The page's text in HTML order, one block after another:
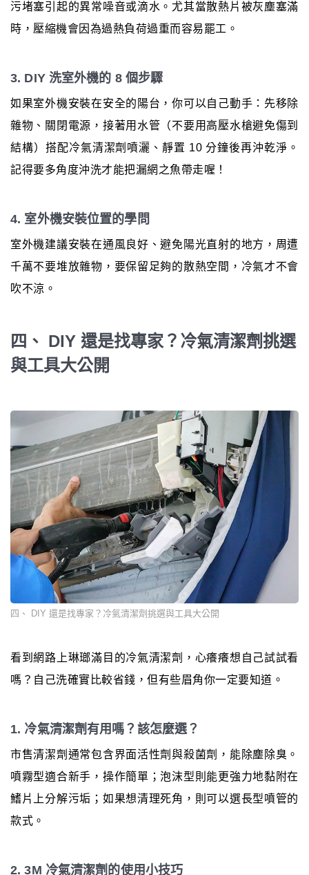
污堵塞引起的異常噪音或滴水。尤其當散熱片被灰塵塞滿
時，壓縮機會因為過熱負荷過重而容易罷工。
3. DIY 洗室外機的 8 個步驟
如果室外機安裝在安全的陽台，你可以自己動手：先移除
雜物、關閉電源，接著用水管（不要用高壓水槍避免傷到
結構）搭配冷氣清潔劑噴灑、靜置 10 分鐘後再沖乾淨。
記得要多角度沖洗才能把漏網之魚帶走喔！
4. 室外機安裝位置的學問
室外機建議安裝在通風良好、避免陽光直射的地方，周遭
千萬不要堆放雜物，要保留足夠的散熱空間，冷氣才不會
吹不涼。
四、 DIY 還是找專家？冷氣清潔劑挑選
與工具大公開
四、 DIY 還是找專家？冷氣清潔劑挑選與工具大公開
看到網路上琳瑯滿目的冷氣清潔劑，心癢癢想自己試試看
嗎？自己洗確實比較省錢，但有些眉角你一定要知道。
1. 冷氣清潔劑有用嗎？該怎麼選？
市售清潔劑通常包含界面活性劑與殺菌劑，能除塵除臭。
噴霧型適合新手，操作簡單；泡沫型則能更強力地黏附在
鰭片上分解污垢；如果想清理死角，則可以選長型噴管的
款式。
2. 3M 冷氣清潔劑的使用小技巧